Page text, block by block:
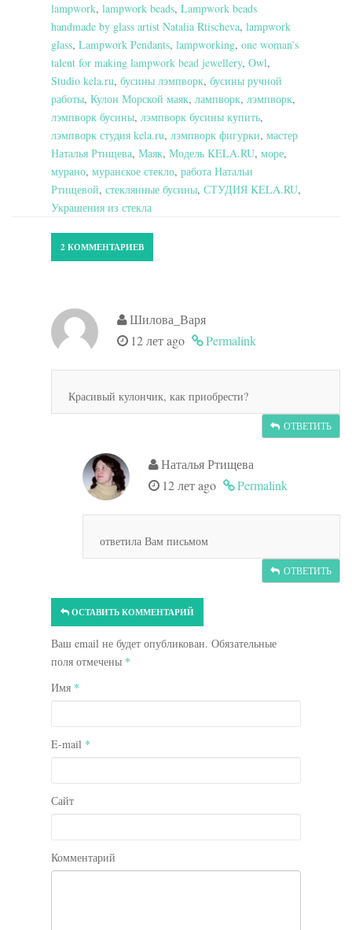
lampwork, lampwork beads, Lampwork beads
handmade by glass artist Natalia Rtischeva, lampwork
glass, Lampwork Pendants, lampworking, one woman's
talent for making lampwork bead jewellery, Owl,
Studio kela.ru, бусины лэмпворк, бусины ручной
работы, Кулон Морской маяк, лампворк, лэмпворк,
лэмпворк бусины, лэмпворк бусины купить,
лэмпворк студия kela.ru, лэмпворк фигурки, мастер
Наталья Ртищева, Маяк, Модель KELA.RU, море,
мурано, муранское стекло, работа Натальи
Ртищевой, стеклянные бусины, СТУДИЯ KELA.RU,
Украшения из стекла
2 КОММЕНТАРИЕВ
Шилова_Варя
12 лет ago
Permalink
Красивый кулончик, как приобрести?
ОТВЕТИТЬ
Наталья Ртищева
12 лет ago
Permalink
ответила Вам письмом
ОТВЕТИТЬ
ОСТАВИТЬ КОММЕНТАРИЙ
Ваш email не будет опубликован. Обязательные
поля отмечены *
Имя *
E-mail *
Сайт
Комментарий